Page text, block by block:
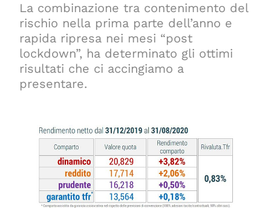
La combinazione tra contenimento del
rischio nella prima parte dell’anno e
rapida ripresa nei mesi “post
lockdown”, ha determinato gli ottimi
risultati che ci accingiamo a
presentare.